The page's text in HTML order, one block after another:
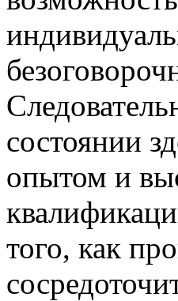
состоянии
опытом и
того, как